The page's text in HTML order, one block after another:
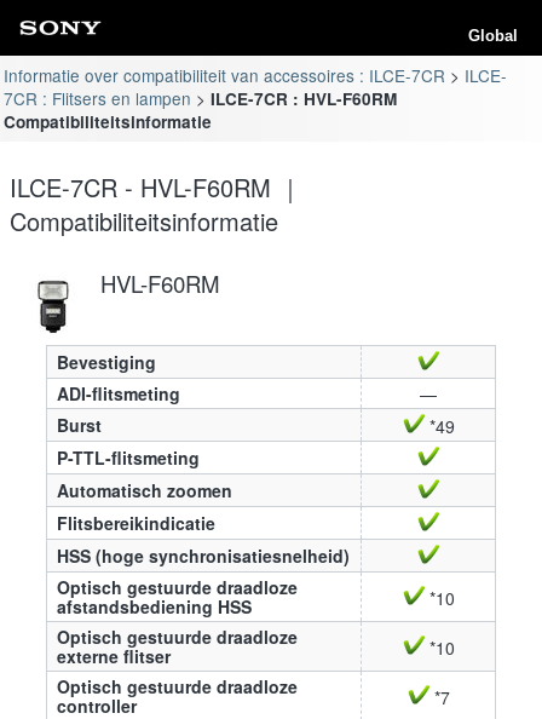
Global
Informatie over compatibiliteit van accessoires : ILCE-7CR
ILCE-
7CR : Flitsers en lampen
ILCE-7CR : HVL-F60RM
Compatibiliteitsinformatie
ILCE-7CR - HVL-F60RM ｜
Compatibiliteitsinformatie
HVL-F60RM
Bevestiging
ADI-flitsmeting
—
Burst
*49
P-TTL-flitsmeting
Automatisch zoomen
Flitsbereikindicatie
HSS (hoge synchronisatiesnelheid)
Optisch gestuurde draadloze
afstandsbediening HSS
*10
Optisch gestuurde draadloze
externe flitser
*10
Optisch gestuurde draadloze
controller
*7